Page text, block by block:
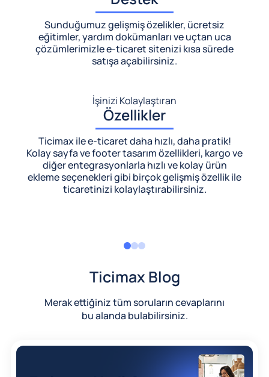
Sunduğumuz gelişmiş özelikler, ücretsiz
eğitimler, yardım dokümanları ve uçtan uca
çözümlerimizlee-ticaret sitenizi kısa sürede
satışa açabilirsiniz.
İşinizi Kolaylaştıran
Özellikler
Ticimax ile e-ticaret daha hızlı, daha pratik!
Kolay sayfa ve footer tasarım özellikleri, kargo ve
diğer entegrasyonlarla hızlı ve kolay ürün
ekleme seçenekleri gibi birçok gelişmiş özellik ile
ticaretinizi kolaylaştırabilirsiniz.
Ticimax Blog
Merak ettiğiniz tüm soruların cevaplarını
bu alanda bulabilirsiniz.